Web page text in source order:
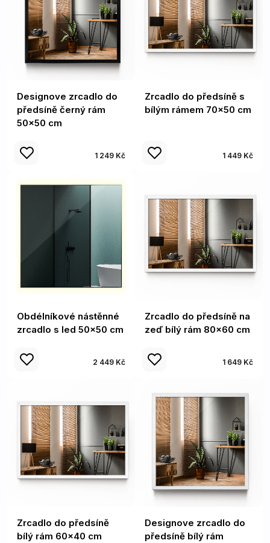
Designove zrcadlo do
předsíně černý rám
50x50 cm
1 249 Kč
Zrcadlo do předsíně s
bílým rámem 70x50 cm
1 449 Kč
Obdélníkové nástěnné
zrcadlo s led 50x50 cm
2 449 Kč
Zrcadlo do předsíně na
zeď bílý rám 80x60 cm
1 649 Kč
Zrcadlo do předsíně
bílý rám 60x40 cm
Designove zrcadlo do
předsíně bílý rám